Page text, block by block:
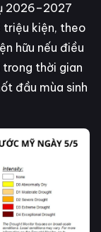
2026–2027
triệu kiện, theo
hữu nếu điều
thời gian
đầu mùa sinh